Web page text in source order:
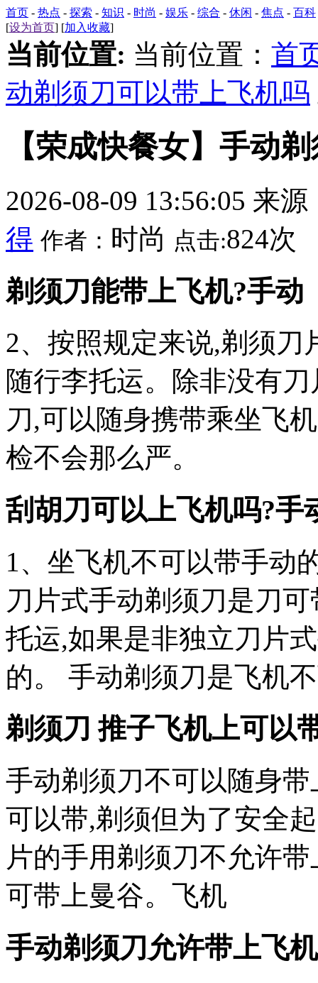
首页 - 热点 - 探索 - 知识 - 时尚 - 娱乐 - 综合 - 休闲 - 焦点 - 百科
[设为首页] [加入收藏]
当前位置: 当前位置： 首
动剃须刀可以带上飞机吗
【荣成快餐女】手动
2026-08-09 13:56:05 来源
得 作者： 时尚 点击:824次
剃须刀能带上飞机?手动
2、按照规定来说,剃须刀
随行李托运。除非没有
刀,可以随身携带乘坐飞
检不会那么严。
刮胡刀可以上飞机吗?手
1、坐飞机不可以带手动
刀片式手动剃须刀是刀
托运,如果是非独立刀片
的。 手动剃须刀是飞机
剃须刀 推子飞机上可以
手动剃须刀不可以随身
可以带,剃须但为了安全
片的手用剃须刀不允许
可带上曼谷。飞机
手动剃须刀允许带上飞